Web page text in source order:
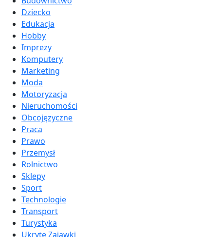
Dziecko
Edukacja
Hobby
Imprezy
Komputery
Marketing
Moda
Motoryzacja
Nieruchomości
Obcojęzyczne
Praca
Prawo
Przemysł
Rolnictwo
Sklepy
Sport
Technologie
Transport
Turystyka
Ukryte Zajawki